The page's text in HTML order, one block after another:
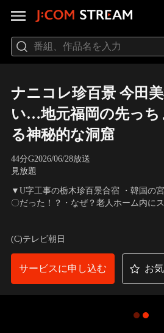
ナニコレ珍百景 今田
い…地元福岡の先っち
る神秘的な洞窟
44分G2026/06/28放送
見放題
▼U字工事の栃木珍百景合宿 ・韓国の
〇だった！？・なぜ？老人ホーム内に
辣湯…本当に流行ってる？全国一斉調査
(C)テレビ朝日
サービスに申し込む お